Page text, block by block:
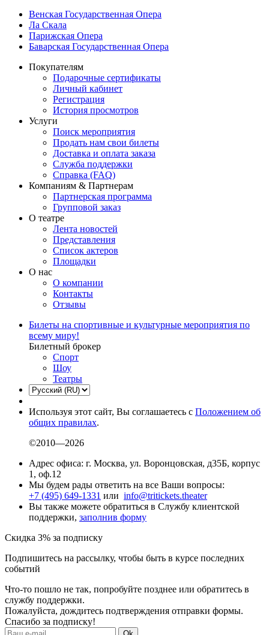
Венская Государственная Опера
Ла Скала
Парижская Опера
Баварская Государственная Опера
Покупателям
Подарочные сертификаты
Личный кабинет
Регистрация
История просмотров
Услуги
Поиск мероприятия
Продать нам свои билеты
Доставка и оплата заказа
Служба поддержки
Справка (FAQ)
Компаниям & Партнерам
Партнерская программа
Групповой заказ
О театре
Лента новостей
Представления
Список актеров
Площадки
О нас
О компании
Контакты
Отзывы
Билеты на спортивные и культурные мероприятия по
всему миру!
Билетный брокер
Спорт
Шоу
Театры
Используя этот сайт, Вы соглашаетесь с Положением об
общих правилах.
©2010—2026
Адрес офиса: г. Москва, ул. Воронцовская, д35Б, корпус
1, оф.12
Мы будем рады ответить на все Ваши вопросы:
+7 (495) 649-1331 или info@tritickets.theater
Вы также можете обратиться в Службу клиентской
поддержки, заполнив форму
Скидка 3% за подписку
Подпишитесь на рассылку, чтобы быть в курсе последних
событий
Что-то пошло не так, попробуйте позднее или обратитесь в
службу поддержки.
Пожалуйста, дождитесь подтверждения отправки формы.
Спасибо за подписку!